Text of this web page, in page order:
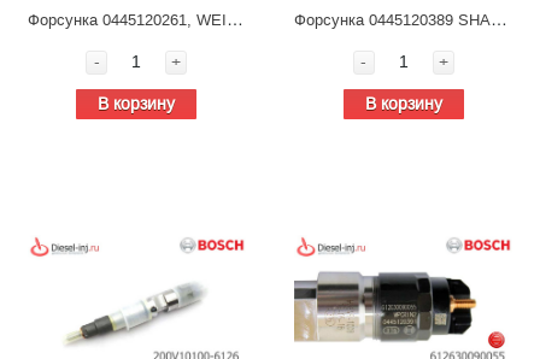
Форсунка 0445120261, WEICHAI WP7 610800080073, Bosch, топливная для дизельных двигателей
-
+
В корзину
Форсунка 0445120389 SHAANXI/SHACMAN 612630090012 WP13, топливная для дизельных двигателей
-
+
В корзину